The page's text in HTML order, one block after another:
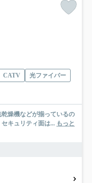
CATV
光ファイバー
燥機などが揃っているの
キュリティ面は... もっと